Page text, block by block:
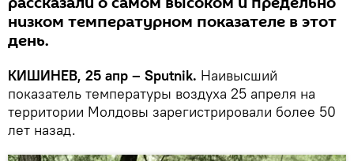
низком температурном показателе в этот
день.
КИШИНЕВ, 25 апр – Sputnik. Наивысший
показатель температуры воздуха 25 апреля на
территории Молдовы зарегистрировали более 50
лет назад.